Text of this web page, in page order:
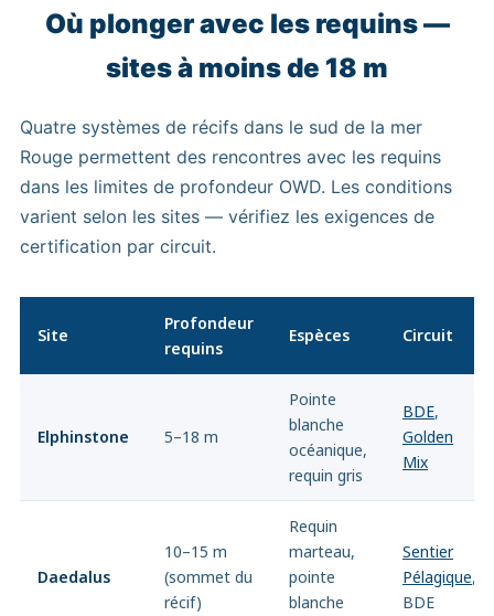
Où plonger avec les requins —
sites à moins de 18 m
Quatre systèmes de récifs dans le sud de la mer
Rouge permettent des rencontres avec les requins
dans les limites de profondeur OWD. Les conditions
varient selon les sites — vérifiez les exigences de
certification par circuit.
Site
Profondeur
requins
Espèces Circuit
Elphinstone 5–18 m
Pointe
blanche
océanique,
requin gris
BDE,
Golden
Mix
Daedalus
10–15 m
(sommet du
récif)
Requin
marteau,
pointe
blanche
Sentier
Pélagique,
BDE